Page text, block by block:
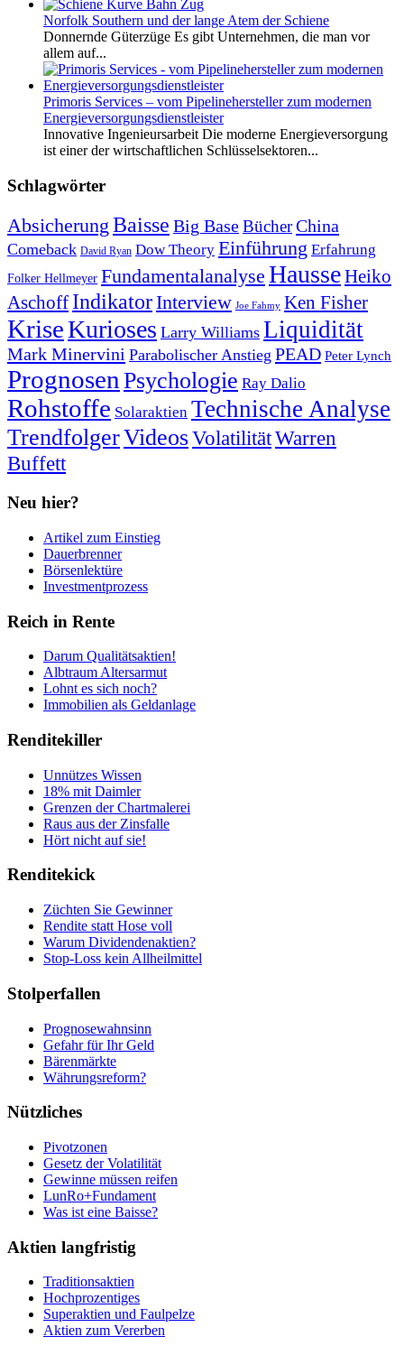
Norfolk Southern und der lange Atem der Schiene
Donnernde Güterzüge Es gibt Unternehmen, die man vor
allem auf...
Primoris Services – vom Pipelinehersteller zum modernen
Energieversorgungsdienstleister
Innovative Ingenieursarbeit Die moderne Energieversorgung
ist einer der wirtschaftlichen Schlüsselsektoren...
Schlagwörter
Absicherung Baisse Big BaseBücherChina
Comeback David Ryan Dow Theory Einführung Erfahrung
Folker Hellmeyer Fundamentalanalyse HausseHeiko
Aschoff IndikatorInterview Joe Fahmy Ken Fisher
KriseKurioses Larry Williams Liquidität
Mark Minervini Parabolischer Anstieg PEAD Peter Lynch
Prognosen Psychologie Ray Dalio
Rohstoffe Solaraktien Technische Analyse
TrendfolgerVideosVolatilitätWarren
Buffett
Neu hier?
Artikel zum Einstieg
Dauerbrenner
Börsenlektüre
Investmentprozess
Reich in Rente
Darum Qualitätsaktien!
Albtraum Altersarmut
Lohnt es sich noch?
Immobilien als Geldanlage
Renditekiller
Unnützes Wissen
18% mit Daimler
Grenzen der Chartmalerei
Raus aus der Zinsfalle
Hört nicht auf sie!
Renditekick
Züchten Sie Gewinner
Rendite statt Hose voll
Warum Dividendenaktien?
Stop-Loss kein Allheilmittel
Stolperfallen
Prognosewahnsinn
Gefahr für Ihr Geld
Bärenmärkte
Währungsreform?
Nützliches
Pivotzonen
Gesetz der Volatilität
Gewinne müssen reifen
LunRo+Fundament
Was ist eine Baisse?
Aktien langfristig
Traditionsaktien
Hochprozentiges
Superaktien und Faulpelze
Aktien zum Vererben